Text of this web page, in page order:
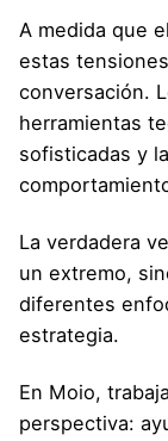
A medida que
estas
conversación.
herramientas
sofisticadas y
La verdadera
un extremo,
diferentes
estrategia.
En Moio,
perspectiva: